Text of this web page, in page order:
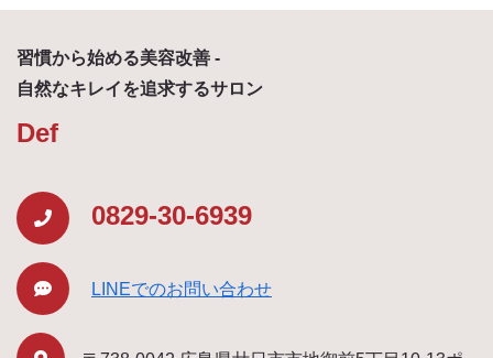
習慣から始める美容改善 -
自然なキレイを追求するサロン
Def
0829-30-6939
LINEでのお問い合わせ